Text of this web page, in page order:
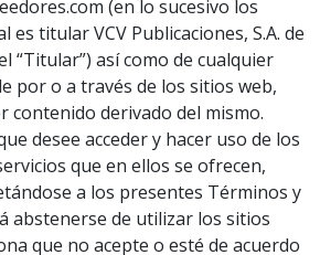
(en lo sucesivo los
es titular VCV Publicaciones, S.A. de
“Titular”) así como de cualquier
por o a través de los sitios web,
contenido derivado del mismo.
desee acceder y hacer uso de los
que en ellos se ofrecen,
a los presentes Términos y
abstenerse de utilizar los sitios
que no acepte o esté de acuerdo